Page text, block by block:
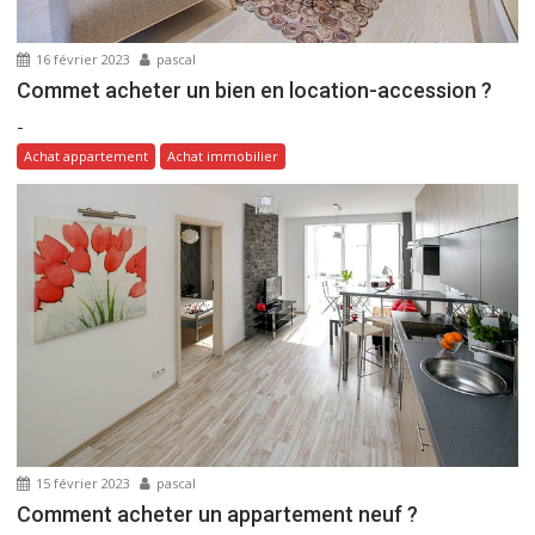
r
t
i
c
l
16 février 2023 pascal
Commet acheter un bien en location-accession ?
-
Achat appartement Achat immobilier
15 février 2023 pascal
Comment acheter un appartement neuf ?